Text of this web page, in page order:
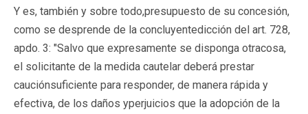
Y es, también y sobre todo,presupuesto de su concesión,
como se desprende de la concluyentedicción del art. 728,
apdo. 3: "Salvo que expresamente se disponga otracosa,
el solicitante de la medida cautelar deberá prestar
cauciónsuficiente para responder, de manera rápida y
efectiva, de los daños yperjuicios que la adopción de la